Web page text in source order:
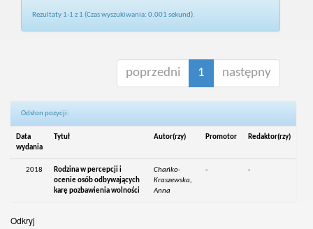
Rezultaty 1-1 z 1 (Czas wyszukiwania: 0.001 sekund).
poprzedni 1 następny
Odsłon pozycji:
Data
wydania
Tytuł Autor(rzy) Promotor Redaktor(rzy)
2018
Rodzina w percepcji i
ocenie osób odbywających
karę pozbawienia wolności
Chańko-
Kraszewska,
Anna
- -
Odkryj